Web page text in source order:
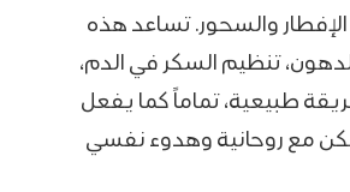
والسحور. تساعد هذه
تنظيم السكر في الدم،
طبيعية، تماماً كما يفعل
مع روحانية وهدوء نفسي